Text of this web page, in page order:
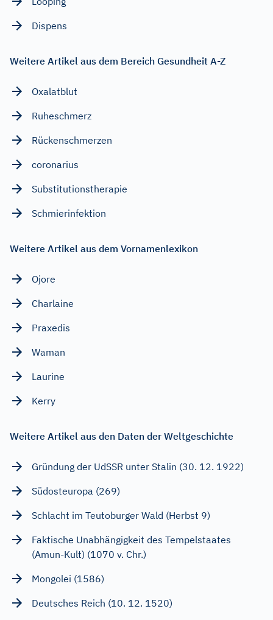
Dispens
Weitere Artikel aus dem Bereich Gesundheit A-Z
Oxalatblut
Ruheschmerz
Rückenschmerzen
coronarius
Substitutionstherapie
Schmierinfektion
Weitere Artikel aus dem Vornamenlexikon
Ojore
Charlaine
Praxedis
Waman
Laurine
Kerry
Weitere Artikel aus den Daten der Weltgeschichte
Gründung der UdSSR unter Stalin (30. 12. 1922)
Südosteuropa (269)
Schlacht im Teutoburger Wald (Herbst 9)
Faktische Unabhängigkeit des Tempelstaates
(Amun-Kult) (1070 v. Chr.)
Mongolei (1586)
Deutsches Reich (10. 12. 1520)